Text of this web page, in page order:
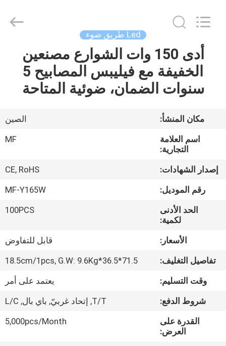
منتجات
أشرطة
فيديو
حول
جولة
المعمل
رقابة
جودة
Lighting
Co.,Ltd..
Led طريق ضوء
أدى 150 وات الشوارع مصنعين
الخفيفة مع فيليبس المصابيح 5
سنوات الضمان، ضوئية المتاحة
مكان المنشأ:
الصين
اسم العلامة
التجارية:
MF
إصدار الشهادات:
CE, RoHS
رقم الموديل:
MF-Y165W
الحد الأدنى
لكمية:
100PCS
الأسعار:
قابل للتفاوض
تفاصيل التغليف:
71.5*36.5*18.5cm/1pcs, G.W: 9.6Kg
وقت التسليم:
يعتمد على أمر
شروط الدفع:
T/T, إتحاد غربيّ, باي بال, L/C
القدرة على
العرض:
5,000pcs/Month